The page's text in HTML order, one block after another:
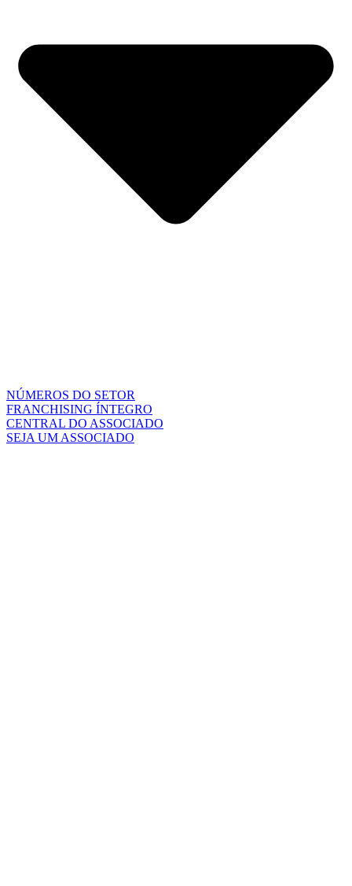
NÚMEROS DO SETOR
FRANCHISING ÍNTEGRO
CENTRAL DO ASSOCIADO
SEJA UM ASSOCIADO